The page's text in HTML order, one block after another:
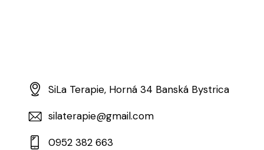
SiLa Terapie, Horná 34 Banská Bystrica
silaterapie@gmail.com
0952 382 663